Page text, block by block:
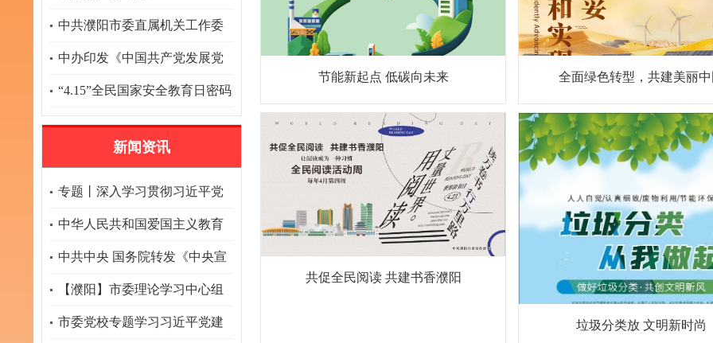
中共濮阳市委直属机关工作委
员会关于全市“两优一先”拟推
荐对象的公示
中办印发《中国共产党发展党
员工作细则》
“4.15”全民国家安全教育日密码
安全宣传挂图
新闻资讯
专题丨深入学习贯彻习近平党
建思想
中华人民共和国爱国主义教育
法
中共中央 国务院转发《中央宣
传部、司法部关于开展法治宣
传教育的第九个五年规划
【濮阳】市委理论学习中心组
专题学习习近平党建思想
市委党校专题学习习近平党建
节能新起点 低碳向未来 全面绿色转型，共建美丽
共促全民阅读 共建书香濮阳
垃圾分类放 文明新时尚